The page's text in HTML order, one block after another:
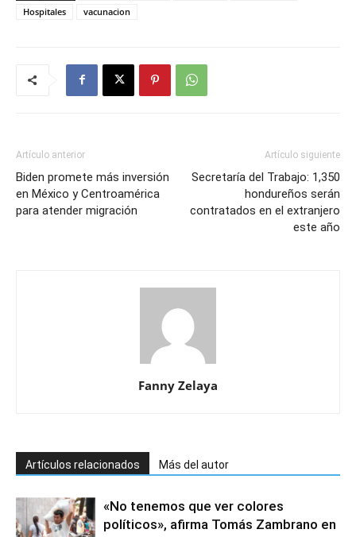
Hospitales
vacunacion
Artículo anterior
Biden promete más inversión
en México y Centroamérica
para atender migración
Artículo siguiente
Secretaría del Trabajo: 1,350
hondureños serán
contratados en el extranjero
este año
Fanny Zelaya
Artículos relacionados Más del autor
«No tenemos que ver colores
políticos», afirma Tomás Zambrano en